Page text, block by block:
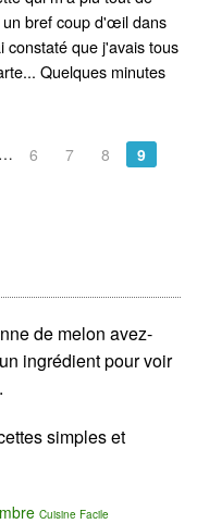
bref coup d'œil dans
constaté que j'avais tous
Quelques minutes
… 6 7 8 9
de melon avez-
ingrédient pour voir
simples et
Cuisine Facile